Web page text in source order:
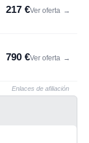
217 €Ver oferta →
790 €Ver oferta →
Enlaces de afiliación